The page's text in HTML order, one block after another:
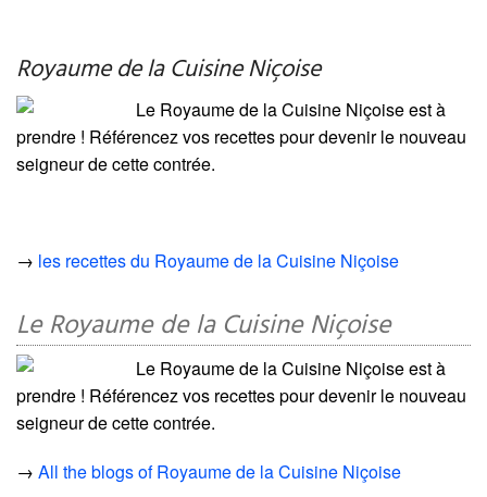
Royaume de la Cuisine Niçoise
Le Royaume de la Cuisine Niçoise est à
prendre ! Référencez vos recettes pour devenir le nouveau
seigneur de cette contrée.
→ les recettes du Royaume de la Cuisine Niçoise
Le Royaume de la Cuisine Niçoise
Le Royaume de la Cuisine Niçoise est à
prendre ! Référencez vos recettes pour devenir le nouveau
seigneur de cette contrée.
→ All the blogs of Royaume de la Cuisine Niçoise